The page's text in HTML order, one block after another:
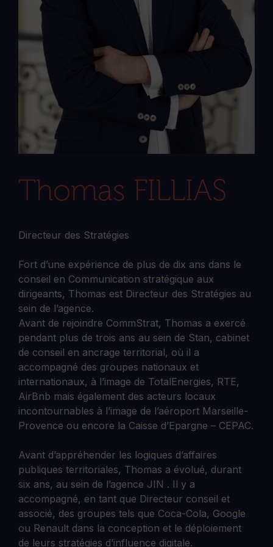
Thomas FILLIAS
Directeur des Stratégies
Fort d’une expérience de plus de dix ans dans le
conseil en Communication stratégique aux
dirigeants, Thomas est Directeur des Stratégies au
sein de l’agence.
Avant de rejoindre CommStrat, Thomas a exercé
pendant plus de trois ans au sein de Stan, cabinet
de conseil en ancrage territorial, où il a
accompagné des groupes nationaux et
internationaux, à l’image de TotalEnergies, RTE,
AirBnb mais également des acteurs locaux
incontournables à l’image de l’aéroport Marseille-
Provence ou encore la Caisse d’Epargne – CEPAC.
Avant d’appréhender les logiques d’affaires
publiques territoriales, Thomas a évolué, durant
six ans, au sein de l’agence JIN . Il y a
accompagné, en tant que Directeur conseil et
associé, des groupes tels que Coca-Cola, Google
ou Renault dans la conception et le déploiement
de leurs stratégies d’influence digitale.